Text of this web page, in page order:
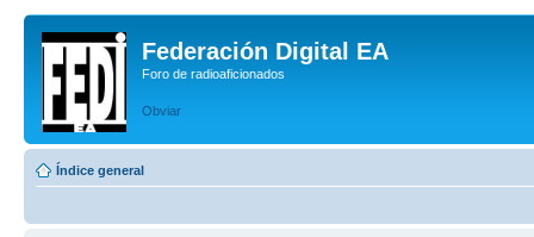
Federación Digital EA
Foro de radioaficionados
Obviar
Índice general